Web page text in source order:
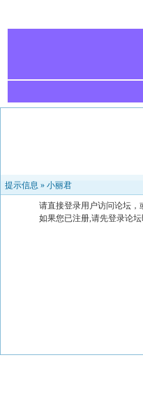
提示信息 » 小丽君
请直接登录用户访问论坛，
如果您已注册,请先登录论